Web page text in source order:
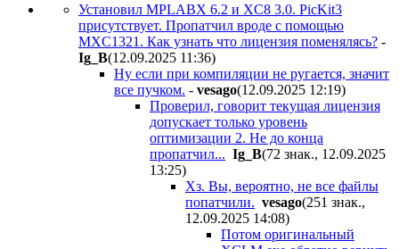
Установил MPLABX 6.2 и XC8 3.0. PicKit3
присутствует. Пропатчил вроде с помощью
MXC1321. Как узнать что лицензия поменялясь? -
Ig_B(12.09.2025 11:36)
Ну если при компиляции не ругается, значит
все пучком. - vesago(12.09.2025 12:19)
Проверил, говорит текущая лицензия
допускает только уровень
оптимизации 2. Не до конца
пропатчил... Ig_B(72 знак., 12.09.2025
13:25)
Хз. Вы, вероятно, не все файлы
попатчили. vesago(251 знак.,
12.09.2025 14:08)
Потом оригинальный